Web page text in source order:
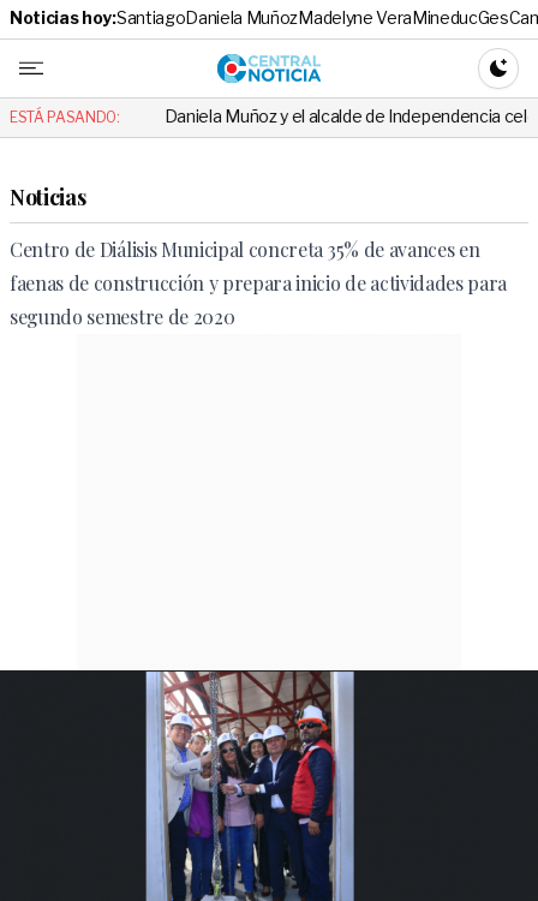
Noticias hoy:SantiagoDaniela MuñozMadelyne VeraMineducGes
Central
ESTÁ PASANDO:
Daniela Muñoz y el alcalde de Independencia celebraron hito:
Noticias
Centro de Diálisis Municipal concreta 35% de avances en
faenas de construcción y prepara inicio de actividades para
segundo semestre de 2020